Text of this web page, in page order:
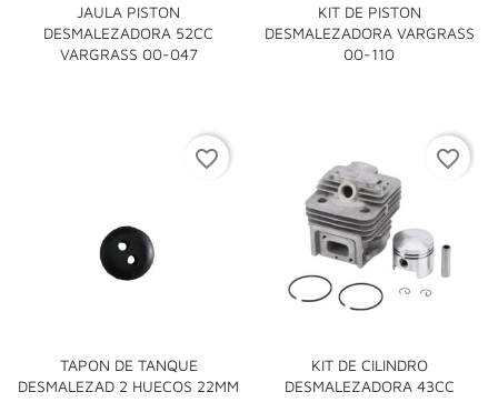
JAULA PISTON
DESMALEZADORA 52CC
VARGRASS 00-047
KIT DE PISTON
DESMALEZADORA VARGRASS
00-110
TAPON DE TANQUE
DESMALEZAD 2 HUECOS 22MM
favorite_border
KIT DE CILINDRO
DESMALEZADORA 43CC
favorite_border